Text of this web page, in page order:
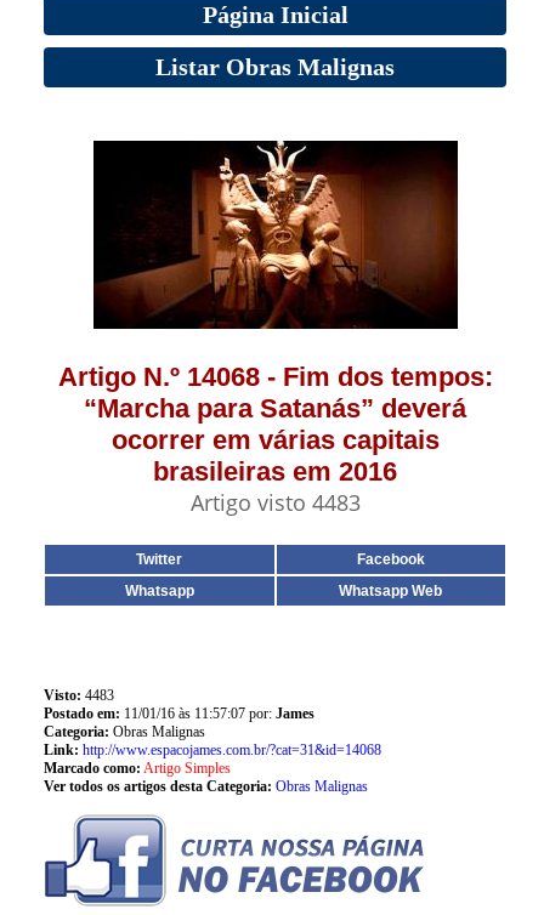
Página Inicial
Listar Obras Malignas
Artigo N.º 14068 - Fim dos tempos:
“Marcha para Satanás” deverá
ocorrer em várias capitais
brasileiras em 2016
Artigo visto 4483
Twitter
Facebook
Whatsapp
Whatsapp Web
Visto: 4483
Postado em: 11/01/16 às 11:57:07 por: James
Categoria: Obras Malignas
Link: http://www.espacojames.com.br/?cat=31&id=14068
Marcado como: Artigo Simples
Ver todos os artigos desta Categoria: Obras Malignas